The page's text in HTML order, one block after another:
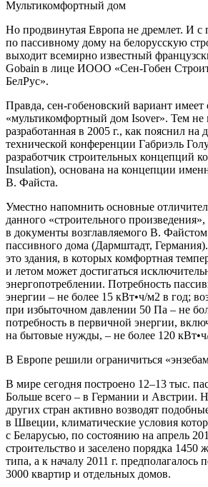
Мультикомфортный дом
Но продвинутая Европа не дремлет. И с
по пассивному дому на белорусскую
выходит всемирно известный
Gobain в лице ИООО «Сен-Гобен
БелРус».
Правда, сен-гобеновский вариант имеет
«мультикомфортный дом Isover». Тем не
разработанная в 2005 г., как пояснил на
технической конференции Габриэль
разработчик строительных концепций
Insulation), основана на концепции
В. Файста.
Уместно напомнить основные
данного «строительного произведения»,
в документы возглавляемого В.
пассивного дома (Дармштадт,
это здания, в которых комфортная
и летом может достигаться
энергопотреблении. Потребность
энергии – не более 15 кВт•ч/м2 в год;
при избыточном давлении 50 Па – не
потребность в первичной энергии,
на бытовые нужды, – не более 120
В Европе решили ограничиться
В мире сегодня построено 12–13 тыс.
Больше всего – в Германии и Австрии.
других стран активно возводят
в Швеции, климатические условия
с Беларусью, по состоянию на апрель
строительство и заселено порядка
типа, а к началу 2011 г. предполагалось
3000 квартир и отдельных домов.